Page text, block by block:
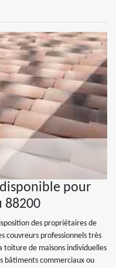
pour
88200
des propriétaires de
couvreurs professionnels très
de maisons individuelles
bâtiments commerciaux ou